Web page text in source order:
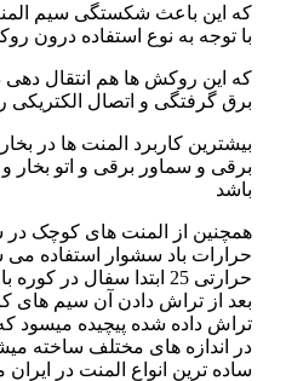
که این باعث شکستگی سیم
با توجه به نوع استفاده درون
که این روکش ها هم انتقال دهی
برق گرفتگی و اتصال الکتریکی
بیشترین کاربرد المنت ها در
برقی و سماور برقی و اتو
باشد
همچنین از المنت های کوچک در
حرارات باد سشوار استفاده می
حرارتی 25 ابتدا سفال در
بعد از تراش دادن آن سیم های
تراش داده شده پیچیده میسود
در اندازه های مختلف ساخته
ساده ترین انواع المنت در